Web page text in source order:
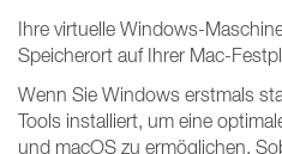
Ihre virtuelle Windows-
Speicherort auf Ihrer Mac-
Wenn Sie Windows erstmals
Tools installiert, um eine
und macOS zu ermöglichen.